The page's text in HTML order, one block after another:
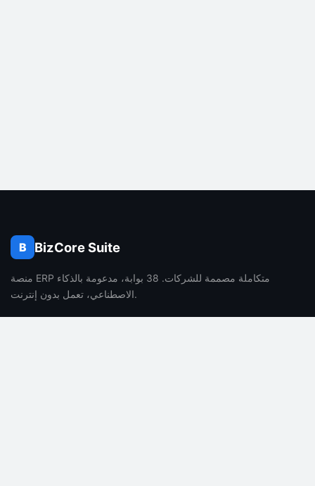
B BizCore Suite
منصة ERP متكاملة مصممة للشركات. 38 بوابة، مدعومة بالذكاء
الاصطناعي، تعمل بدون إنترنت.